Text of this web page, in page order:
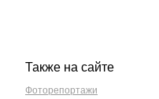
Также на сайте
Фоторепортажи